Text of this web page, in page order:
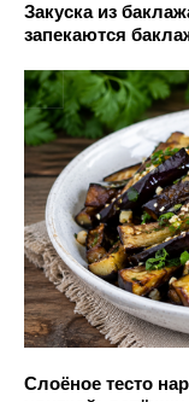
Закуска из
запекаются
Слоёное тесто